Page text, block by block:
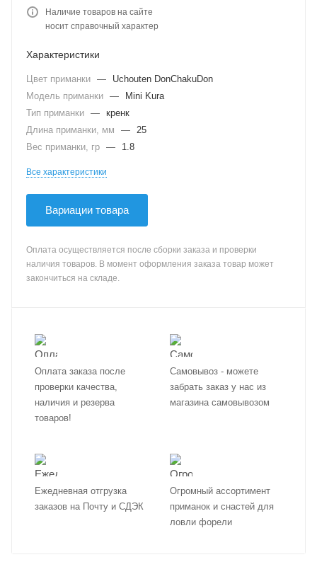
Наличие товаров на сайте
носит справочный характер
Характеристики
Цвет приманки —
Uchouten DonChakuDon
Модель приманки —
Mini Kura
Тип приманки — кренк
Длина приманки, мм
— 25
Вес приманки, гр — 1.8
Все характеристики
Вариации товара
Оплата осуществляется после сборки заказа и проверки
наличия товаров. В момент оформления заказа товар может
закончиться на складе.
Оплата заказа после
проверки качества,
наличия и резерва
товаров!
Самовывоз - можете
забрать заказ у нас из
магазина самовывозом
Ежедневная отгрузка
заказов на Почту и СДЭК
Огромный ассортимент
приманок и снастей для
ловли форели